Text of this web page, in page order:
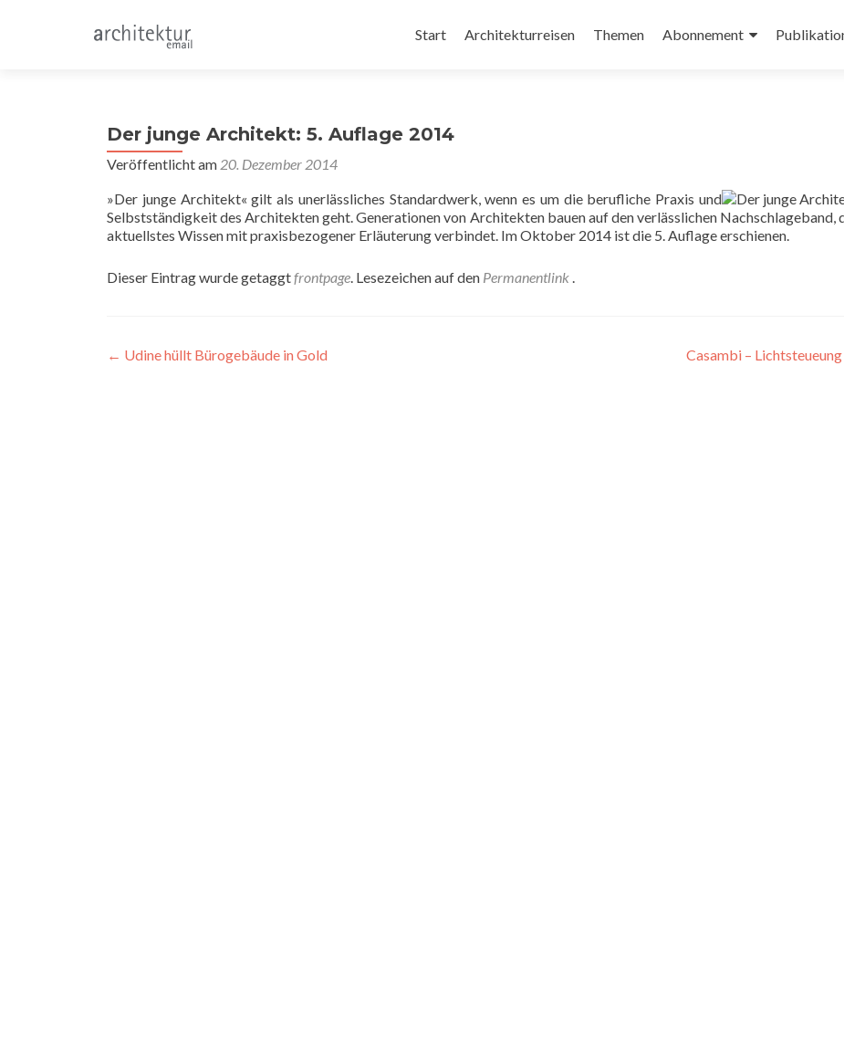
Inhalt
Start Architekturreisen Themen Abonnement
Der junge Architekt: 5. Auflage 2014
Veröffentlicht am 20. Dezember 2014
»Der junge Architekt« gilt als unerlässliches Standardwerk, wenn es um die berufliche Praxis und
Selbstständigkeit des Architekten geht. Generationen von Architekten bauen auf den verlässlichen Nachschlageband,
aktuellstes Wissen mit praxisbezogener Erläuterung verbindet. Im Oktober 2014 ist die 5. Auflage erschienen.
Dieser Eintrag wurde getaggtfrontpage. Lesezeichen auf den Permanentlink .
Beitragsnavigation
← Udine hüllt Bürogebäude in Gold Casambi – Lichtsteueung